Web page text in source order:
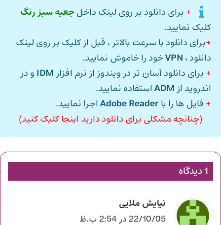
+ برای دانلود بر روی لینک داخلجعبه سبز رنگ
کلیک نمایید.
+برای دانلود با سرعت بالاتر ، قبل از کلیک بر روی لینک
دانلود ، VPNخود را خاموش نمایید.
+ برای دانلود آسان تر در ویندوز از نرم افزار IDM و در
اندروید از ADMاستفاده نمایید.
+ فایل ها را باAdobe Readerاجرا نمایید.
(چنانچه مشکلی برای دانلود دارید اینجا کلیک کنید)
1 دیدگاه
نیایش ملایی
ف
22/10/05 در 2:54 ب.ظ